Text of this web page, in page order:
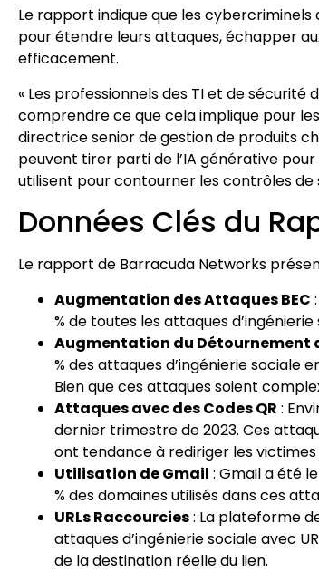
Le rapport indique que les
pour étendre leurs attaques, échapper
efficacement.
« Les professionnels des TI et de
comprendre ce que cela implique pour
directrice senior de gestion de produits
peuvent tirer parti de l’IA générative
utilisent pour contourner les contrôles de
Données Clés du
Le rapport de Barracuda Networks
Augmentation des Attaques BEC
% de toutes les attaques
Augmentation du Détournement
% des attaques d’ingénierie sociale
Bien que ces attaques soient
Attaques avec des Codes QR :
dernier trimestre de 2023. Ces
ont tendance à rediriger les
Utilisation de Gmail : Gmail a été
% des domaines utilisés dans ces
URLs Raccourcies: La plateforme
attaques d’ingénierie sociale avec
de la destination réelle du lien.